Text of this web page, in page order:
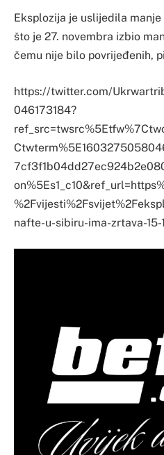
Eksplozija je uslijedila
što je 27. novembra izbio
čemu nije bilo povrijeđenih,
https://twitter.com/
046173184?
nafte-u-sibiru-ima-zrtava-15-